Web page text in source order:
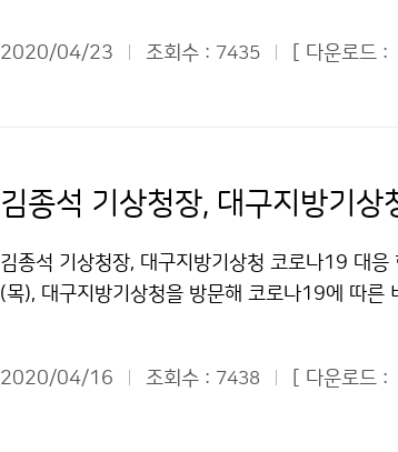
람수칙〉건강거리 2m 유지마스크 착용 필수
2020/04/23 조회수 : 7435 [ 다운로드 :
김종석 기상청장, 대구지방기상청 코로나19 대
(목), 대구지방기상청을 방문해 코로나19에 따른
원들의 노고를 격려했습니다.
2020/04/16 조회수 : 7438 [ 다운로드 :